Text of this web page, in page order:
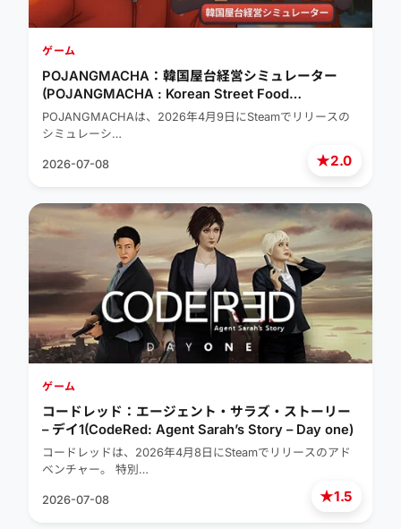
★2.0
ゲーム
POJANGMACHA：韓国屋台経営シミュレーター
(POJANGMACHA : Korean Street Food
Management Simulator)
POJANGMACHAは、2026年4月9日にSteamでリリースの
シミュレーシ…
2026-07-08
★1.5
ゲーム
コードレッド：エージェント・サラズ・ストーリー
– デイ1(CodeRed: Agent Sarah’s Story – Day one)
コードレッドは、2026年4月8日にSteamでリリースのアド
ベンチャー。 特別…
2026-07-08